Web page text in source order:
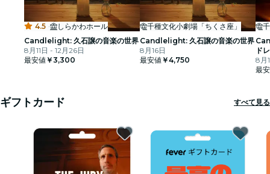
シティツアー
コンサート
シネマ
4.5 ·
しらかわホール
Candlelight: 久石譲の音楽の世界
8月11日 - 12月26日
最安値 ￥3,300
千種文化小劇場「ちくさ座」
Candlelight: 久石譲の音楽の世界
8月16日
最安値 ￥4,750
ド
8月
最
ギフトカード すべて見る